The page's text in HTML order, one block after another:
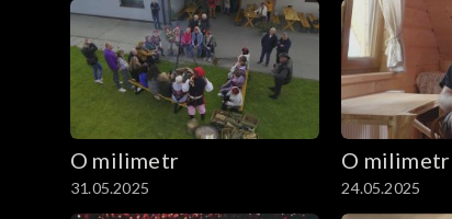
O milimetr
31.05.2025
O milimetr
24.05.2025